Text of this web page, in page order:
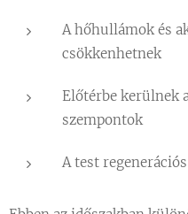
A hőhullámok és
csökkenhetnek
Előtérbe kerülnek
szempontok
A test